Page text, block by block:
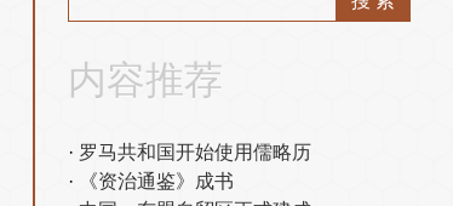
内容推荐
罗马共和国开始使用儒略历
《资治通鉴》成书